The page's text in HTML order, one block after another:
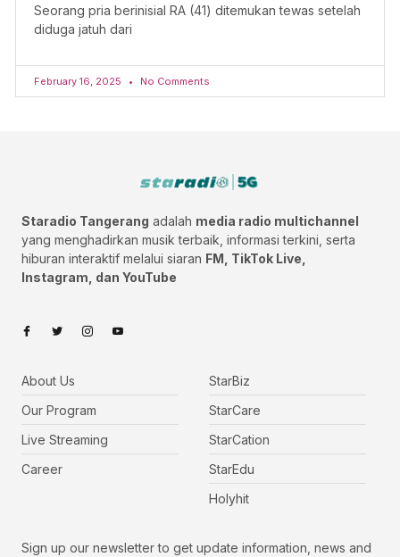
Seorang pria berinisial RA (41) ditemukan tewas setelah
diduga jatuh dari
February 16, 2025 No Comments
Staradio Tangerang adalah media radio multichannel
yang menghadirkan musik terbaik, informasi terkini, serta
hiburan interaktif melalui siaran FM, TikTok Live,
Instagram, dan YouTube
About Us
Our Program
Live Streaming
Career
StarBiz
StarCare
StarCation
StarEdu
Holyhit
Sign up our newsletter to get update information, news and